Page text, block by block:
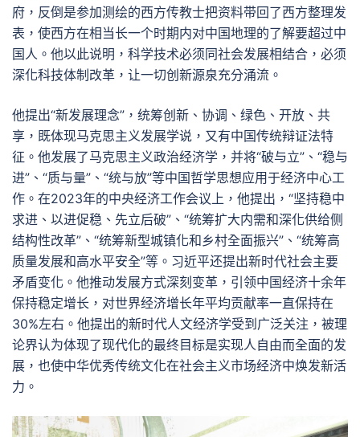
府，反倒是参加测绘的西方传教士把资料带回了西方整理发
表，使西方在相当长一个时期内对中国地理的了解要超过中
国人。他以此说明，科学技术必须同社会发展相结合，必须
深化科技体制改革，让一切创新源泉充分涌流。
他提出“新发展理念”，统筹创新、协调、绿色、开放、共
享，既体现马克思主义发展学说，又有中国传统辩证法特
征。他发展了马克思主义政治经济学，并将“破与立”、“稳与
进”、“质与量”、“统与放”等中国哲学思想应用于经济中心工
作。在2023年的中央经济工作会议上，他提出，“坚持稳中
求进、以进促稳、先立后破”、“统筹扩大内需和深化供给侧
结构性改革”、“统筹新型城镇化和乡村全面振兴”、“统筹高
质量发展和高水平安全”等。习近平还提出新时代社会主要
矛盾变化。他推动发展方式深刻变革，引领中国经济十余年
保持稳定增长，对世界经济增长年平均贡献率一直保持在
30%左右。他提出的新时代人文经济学受到广泛关注，被理
论界认为体现了现代化的最终目标是实现人自由而全面的发
展，也使中华优秀传统文化在社会主义市场经济中焕发新活
力。